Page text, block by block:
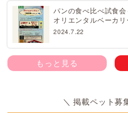
パンの食べ比べ試食
オリエンタルベーカ
2024.7.22
もっと見る